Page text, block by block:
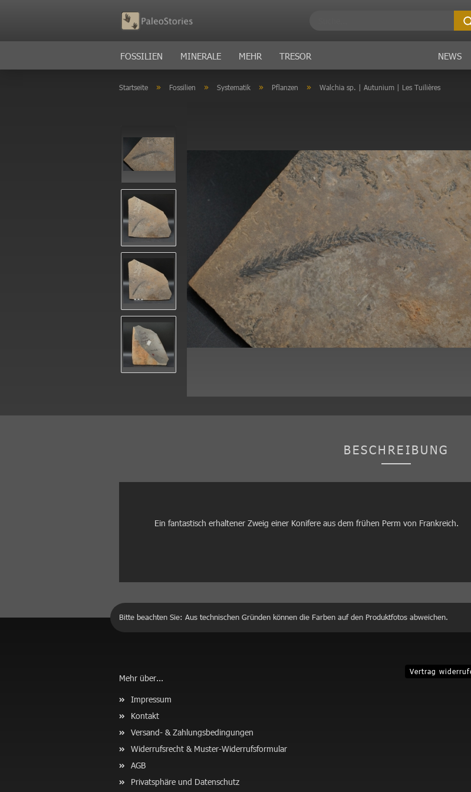
FOSSILIEN MINERALE MEHR TRESOR NEWS
Startseite » Fossilien » Systematik » Pflanzen » Walchia sp. | Autunium | Les Tuilières
BESCHREIBUNG
Ein fantastisch erhaltener Zweig einer Konifere aus dem frühen Perm von Frankreich.
Bitte beachten Sie: Aus technischen Gründen können die Farben auf den Produktfotos abweichen.
Mehr über...
Impressum
Kontakt
Versand- & Zahlungsbedingungen
Widerrufsrecht & Muster-Widerrufsformular
AGB
Privatsphäre und Datenschutz
Vertrag